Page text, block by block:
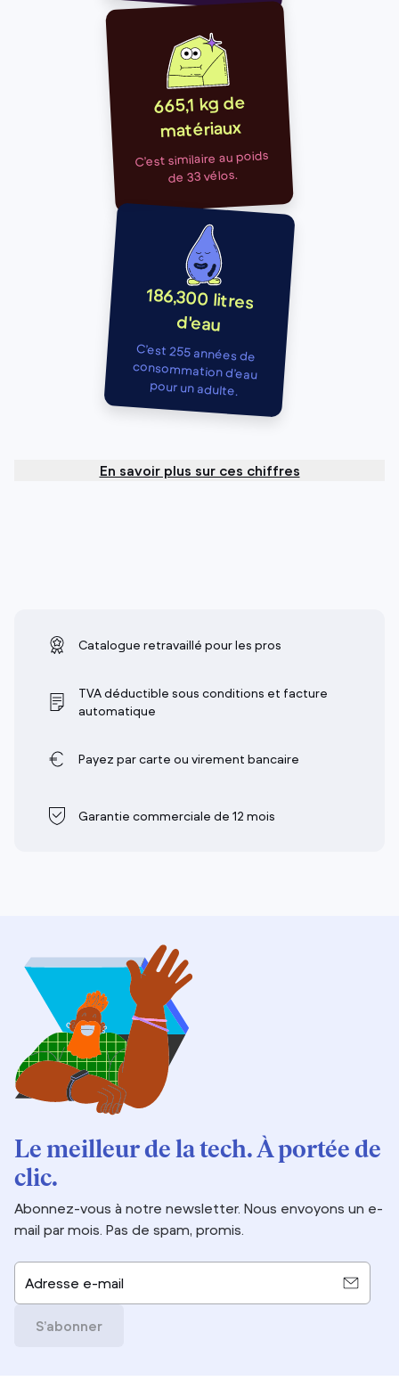
665,1 kg de
matériaux
C’est similaire au poids
de 33 vélos.
186,300 litres
d'eau
C’est 255 années de
consommation d’eau
pour un adulte.
En savoir plus sur ces chiffres
Catalogue retravaillé pour les pros
TVA déductible sous conditions et facture
automatique
Payez par carte ou virement bancaire
Garantie commerciale de 12 mois
Le meilleur de la tech. À portée de
clic.
Abonnez-vous à notre newsletter. Nous envoyons un e-
mail par mois. Pas de spam, promis.
Adresse e-mail
S’abonner